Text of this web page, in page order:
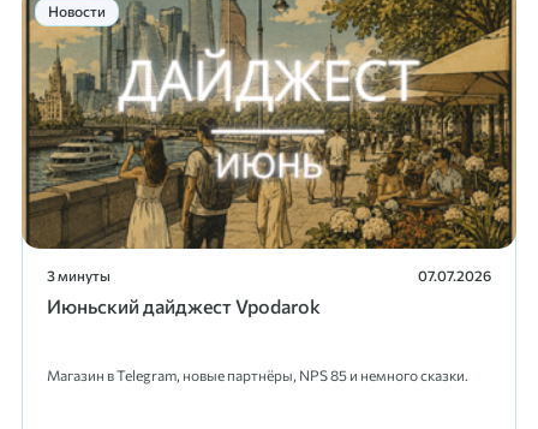
3 минуты 07.07.2026
Июньский дайджест Vpodarok
Магазин в Telegram, новые партнёры, NPS 85 и немного сказки.
Новости